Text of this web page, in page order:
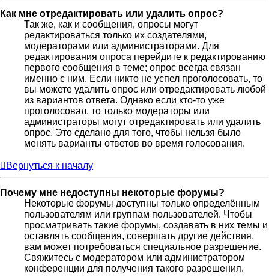
Как мне отредактировать или удалить опрос?
Так же, как и сообщения, опросы могут
редактироваться только их создателями,
модераторами или администраторами. Для
редактирования опроса перейдите к редактированию
первого сообщения в теме; опрос всегда связан
именно с ним. Если никто не успел проголосовать, то
вы можете удалить опрос или отредактировать любой
из вариантов ответа. Однако если кто-то уже
проголосовал, то только модераторы или
администраторы могут отредактировать или удалить
опрос. Это сделано для того, чтобы нельзя было
менять варианты ответов во время голосования.
Вернуться к началу
Почему мне недоступны некоторые форумы?
Некоторые форумы доступны только определённым
пользователям или группам пользователей. Чтобы
просматривать такие форумы, создавать в них темы и
оставлять сообщения, совершать другие действия,
вам может потребоваться специальное разрешение.
Свяжитесь с модератором или администратором
конференции для получения такого разрешения.